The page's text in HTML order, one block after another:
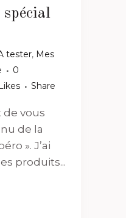
tester, Mes
0
Likes Share
de vous
de la
». J’ai
produits...